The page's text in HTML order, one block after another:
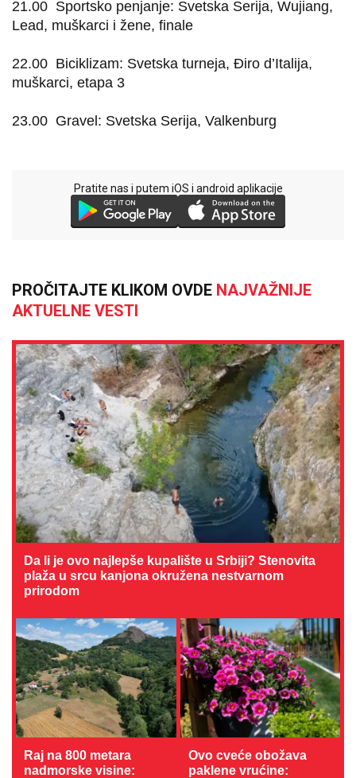
21.00 Sportsko penjanje: Svetska Serija, Wujiang,
Lead, muškarci i žene, finale
22.00 Biciklizam: Svetska turneja, Điro d’Italija,
muškarci, etapa 3
23.00 Gravel: Svetska Serija, Valkenburg
Pratite nas i putem iOS i android aplikacije
PROČITAJTE KLIKOM OVDE NAJVAŽNIJE
AKTUELNE VESTI
Da li je ovo najlepše kupalište u Srbiji? Stenovita
plaža u srcu kanjona okružena nestvarnom
prirodom
Raj na 800 metara
nadmorske visine:
Ovo cveće obožava
paklene vrućine: